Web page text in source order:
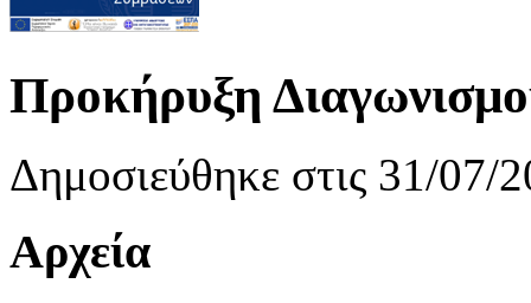
Προκήρυξη
Δημοσιεύθηκε στις 31/07/
Αρχεία